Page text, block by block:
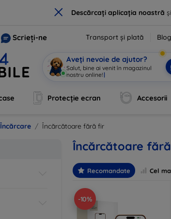
× Descărcați aplicația noastră
Scrieți-ne Transport și plată Blog
Aveți nevoie de ajutor?
Salut, bine ai venit în magazinul
|
Protecție ecran Accesorii
Încărcare Încărcătoare fără fir
Încărcătoare
Recomandate Cel
-10%